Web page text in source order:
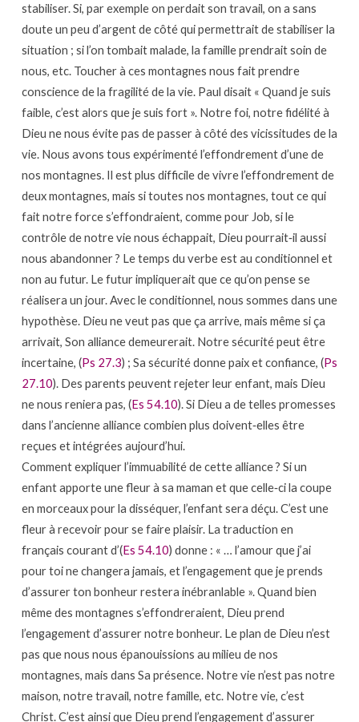
stabiliser. Si, par exemple on perdait son travail, on a sans
doute un peu d’argent de côté qui permettrait de stabiliser la
situation ; si l’on tombait malade, la famille prendrait soin de
nous, etc. Toucher à ces montagnes nous fait prendre
conscience de la fragilité de la vie. Paul disait « Quand je suis
faible, c’est alors que je suis fort ». Notre foi, notre fidélité à
Dieu ne nous évite pas de passer à côté des vicissitudes de la
vie. Nous avons tous expérimenté l’effondrement d’une de
nos montagnes. Il est plus difficile de vivre l’effondrement de
deux montagnes, mais si toutes nos montagnes, tout ce qui
fait notre force s’effondraient, comme pour Job, si le
contrôle de notre vie nous échappait, Dieu pourrait‐il aussi
nous abandonner ? Le temps du verbe est au conditionnel et
non au futur. Le futur impliquerait que ce qu’on pense se
réalisera un jour. Avec le conditionnel, nous sommes dans une
hypothèse. Dieu ne veut pas que ça arrive, mais même si ça
arrivait, Son alliance demeurerait. Notre sécurité peut être
incertaine, (Ps 27.3) ; Sa sécurité donne paix et confiance, (Ps
27.10). Des parents peuvent rejeter leur enfant, mais Dieu
ne nous reniera pas, (Es 54.10). Si Dieu a de telles promesses
dans l’ancienne alliance combien plus doivent‐elles être
reçues et intégrées aujourd’hui.
Comment expliquer l’immuabilité de cette alliance ? Si un
enfant apporte une fleur à sa maman et que celle‐ci la coupe
en morceaux pour la disséquer, l’enfant sera déçu. C’est une
fleur à recevoir pour se faire plaisir. La traduction en
français courant d’(Es 54.10) donne : « … l’amour que j’ai
pour toi ne changera jamais, et l’engagement que je prends
d’assurer ton bonheur restera inébranlable ». Quand bien
même des montagnes s’effondreraient, Dieu prend
l’engagement d’assurer notre bonheur. Le plan de Dieu n’est
pas que nous nous épanouissions au milieu de nos
montagnes, mais dans Sa présence. Notre vie n’est pas notre
maison, notre travail, notre famille, etc. Notre vie, c’est
Christ. C’est ainsi que Dieu prend l’engagement d’assurer